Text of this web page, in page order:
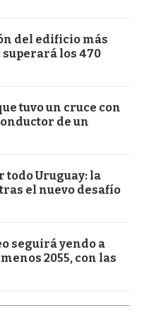
del edificio más
los 470
tuvo un cruce con
de un
todo Uruguay: la
el nuevo desafío
seguirá yendo a
2055, con las